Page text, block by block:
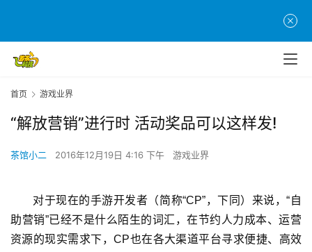
首页 游戏业界
“解放营销”进行时 活动奖品可以这样发!
茶馆小二 2016年12月19日 4:16 下午 游戏业界
对于现在的手游开发者（简称“CP”，下同）来说，“自
助营销”已经不是什么陌生的词汇，在节约人力成本、运营
资源的现实需求下，CP也在各大渠道平台寻求便捷、高效